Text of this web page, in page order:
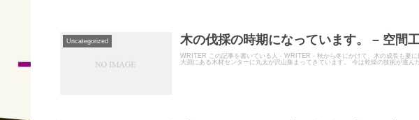
Uncategorized 木の伐採の時期になっています。 – 空間
WRITER この記事を書いている人 - WRITER - 秋から冬にかけて、木の成長も夏
大淵にある木材センターに丸太が沢山集まってきています。 今は乾燥の技術が進ん